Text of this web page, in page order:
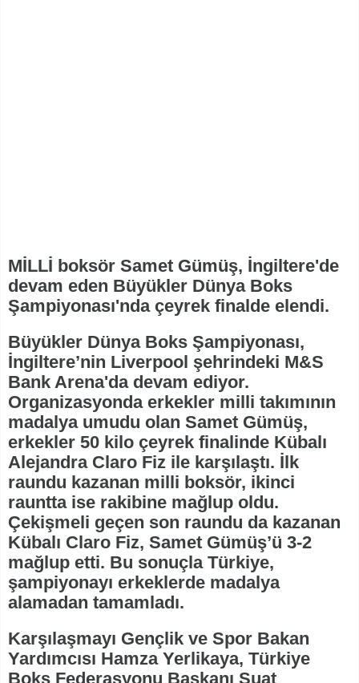
MİLLİ boksör Samet Gümüş, İngiltere'de
devam eden Büyükler Dünya Boks
Şampiyonası'nda çeyrek finalde elendi.
Büyükler Dünya Boks Şampiyonası,
İngiltere’nin Liverpool şehrindeki M&S
Bank Arena'da devam ediyor.
Organizasyonda erkekler milli takımının
madalya umudu olan Samet Gümüş,
erkekler 50 kilo çeyrek finalinde Kübalı
Alejandra Claro Fiz ile karşılaştı. İlk
raundu kazanan milli boksör, ikinci
rauntta ise rakibine mağlup oldu.
Çekişmeli geçen son raundu da kazanan
Kübalı Claro Fiz, Samet Gümüş’ü 3-2
mağlup etti. Bu sonuçla Türkiye,
şampiyonayı erkeklerde madalya
alamadan tamamladı.
Karşılaşmayı Gençlik ve Spor Bakan
Yardımcısı Hamza Yerlikaya, Türkiye
Boks Federasyonu Başkanı Suat